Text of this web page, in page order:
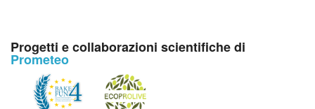
Progetti e collaborazioni scientifiche di
Prometeo